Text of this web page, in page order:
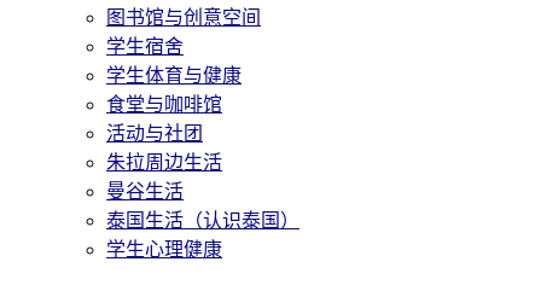
图书馆与创意空间
学生宿舍
学生体育与健康
食堂与咖啡馆
活动与社团
朱拉周边生活
曼谷生活
泰国生活（认识泰国）
学生心理健康